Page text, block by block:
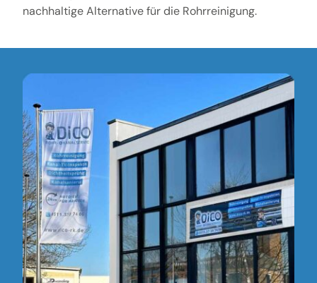
nachhaltige Alternative für die Rohrreinigung.